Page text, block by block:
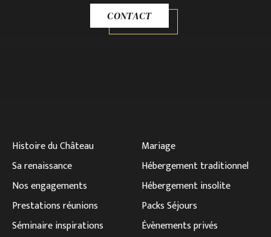
CONTACT
Histoire du Château
Sa renaissance
Nos engagements
Prestations réunions
Séminaire inspirations
Mariage
Hébergement traditionnel
Hébergement insolite
Packs Séjours
Évènements privés